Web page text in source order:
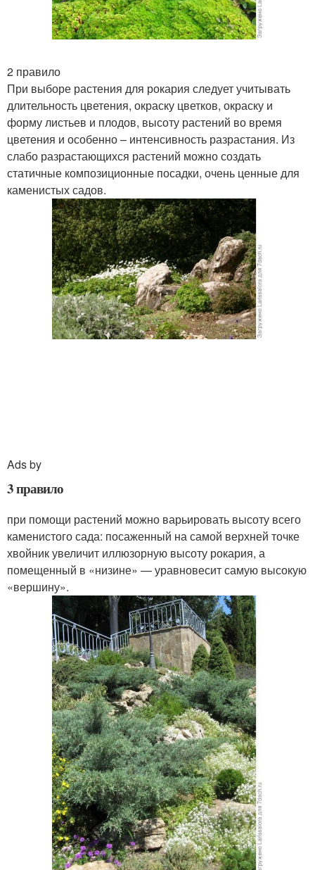
2 правило
При выборе растения для рокария следует учитывать
длительность цветения, окраску цветков, окраску и
форму листьев и плодов, высоту растений во время
цветения и особенно – интенсивность разрастания. Из
слабо разрастающихся растений можно создать
статичные композиционные посадки, очень ценные для
каменистых садов.
Ads by
3 правило
при помощи растений можно варьировать высоту всего
каменистого сада: посаженный на самой верхней точке
хвойник увеличит иллюзорную высоту рокария, а
помещенный в «низине» — уравновесит самую высокую
«вершину».